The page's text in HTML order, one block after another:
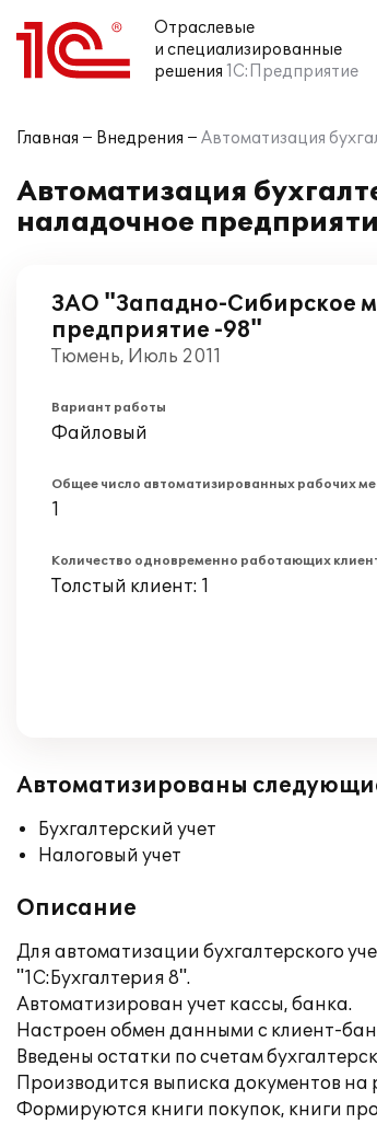
Отраслевые
и специализированные
решения 1С:Предприятие
Главная Внедрения Автоматизация
Автоматизация
наладочное
ЗАО "Западно-Сибирское
предприятие -98"
Тюмень, Июль 2011
Вариант работы
Файловый
Общее число автоматизированных рабочих
1
Количество одновременно работающих
Толстый клиент: 1
Автоматизированы
Бухгалтерский учет
Налоговый учет
Описание
Для автоматизации бухгалтерского
"1С:Бухгалтерия 8".
Автоматизирован учет кассы, банка.
Настроен обмен данными с клиент-
Введены остатки по счетам
Производится выписка документов
Формируются книги покупок, книги